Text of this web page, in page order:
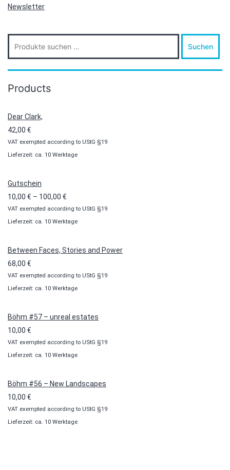
Newsletter
Suche
nach:
Suchen
Products
Dear Clark,
42,00 €
VAT exempted according to UStG §19
Lieferzeit: ca. 10 Werktage
Gutschein
10,00 € – 100,00 €
10,00 €
bis
VAT exempted according to UStG §19
Lieferzeit: ca. 10 Werktage
Between Faces, Stories and Power
68,00 €
VAT exempted according to UStG §19
Lieferzeit: ca. 10 Werktage
Böhm #57 – unreal estates
10,00 €
VAT exempted according to UStG §19
Lieferzeit: ca. 10 Werktage
Böhm #56 – New Landscapes
10,00 €
VAT exempted according to UStG §19
Lieferzeit: ca. 10 Werktage